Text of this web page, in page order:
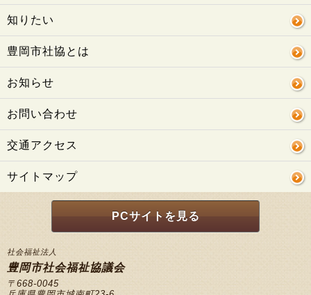
知りたい
豊岡市社協とは
お知らせ
お問い合わせ
交通アクセス
サイトマップ
PCサイトを見る
社会福祉法人
豊岡市社会福祉協議会
〒668-0045